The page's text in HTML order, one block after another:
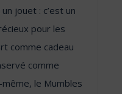
jouet : c’est un
pour les
comme cadeau
comme
le Mumbles